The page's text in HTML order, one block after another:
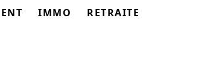
IMMO RETRAITE